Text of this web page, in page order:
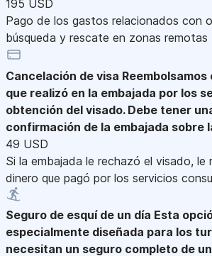
195 USD
Pago de los gastos relacionados con
búsqueda y rescate en zonas remotas
Cancelación de visa
que realizó en la embajada por los
obtención del visado. Debe tener
confirmación de la embajada sobre
49 USD
Si la embajada le rechazó el visado, le
dinero que pagó por los servicios
Seguro de esquí de un día Esta
especialmente diseñada para los
necesitan un seguro completo de